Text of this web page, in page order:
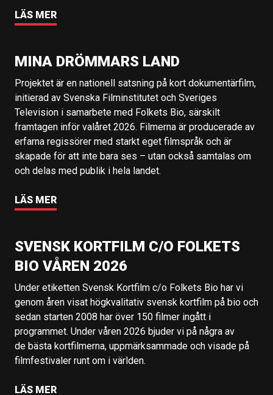
LÄS MER
MINA DRÖMMARS LAND
Projektet är en nationell satsning på kort dokumentärfilm,
initierad av Svenska Filminstitutet och Sveriges
Television i samarbete med Folkets Bio, särskilt
framtagen inför valåret 2026. Filmerna är producerade av
erfarna regissörer med starkt eget filmspråk och är
skapade för att inte bara ses – utan också samtalas om
och delas med publik i hela landet.
LÄS MER
SVENSK KORTFILM C/O FOLKETS
BIO VÅREN 2026
Under etiketten Svensk Kortfilm c/o Folkets Bio har vi
genom åren visat högkvalitativ svensk kortfilm på bio och
sedan starten 2008 har över 150 filmer ingått i
programmet. Under våren 2026 bjuder vi på några av
de bästa kortfilmerna, uppmärksammade och visade på
filmfestivaler runt om i världen.
LÄS MER